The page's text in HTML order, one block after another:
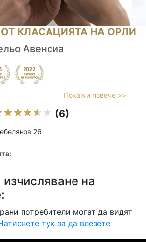
КЛАСАЦИЯТА НА ОРЛИ
Авенсиа
Покажи повече >>
(6)
26
на
потребители могат да видят
тук за да влезете